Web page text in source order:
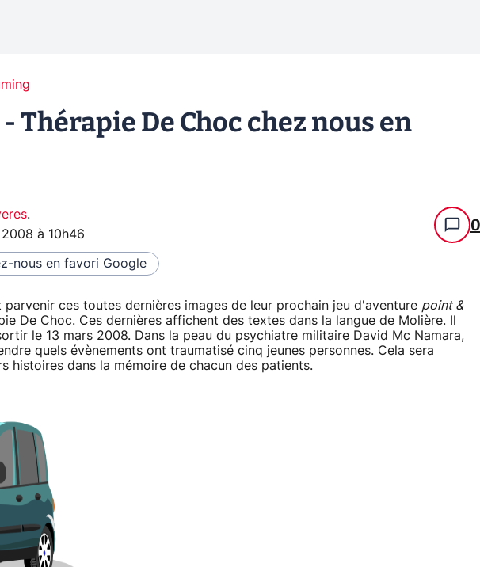
Thérapie De Choc chez nous en
.
à 10h46 0
nous en favori Google
ces toutes dernières images de leur prochain jeu d'aventure point &
De Choc. Ces dernières affichent des textes dans la langue de Molière. Il
le 13 mars 2008. Dans la peau du psychiatre militaire David Mc Namara,
quels évènements ont traumatisé cinq jeunes personnes. Cela sera
histoires dans la mémoire de chacun des patients.